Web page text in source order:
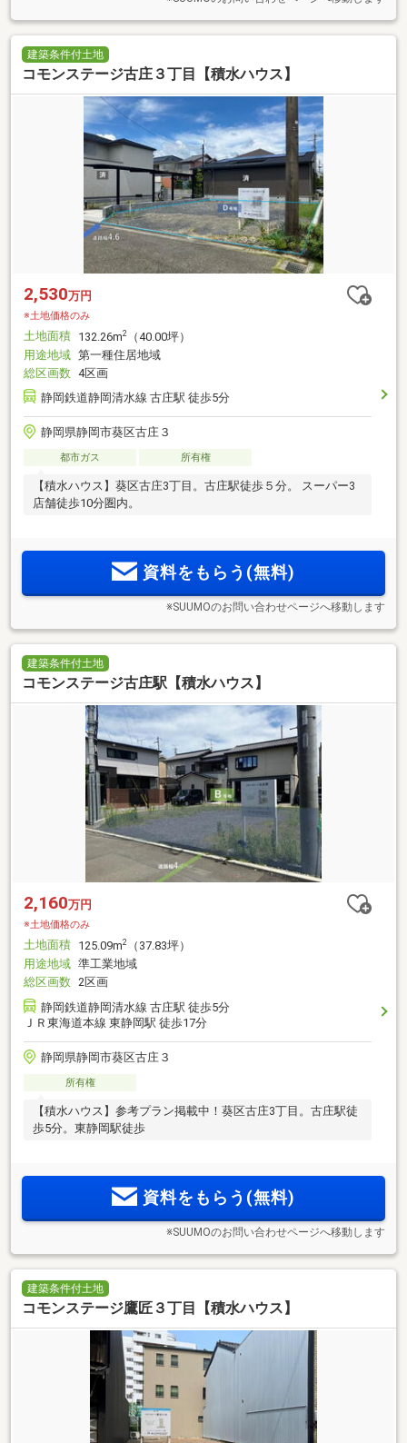
建築条件付土地
コモンステージ古庄３丁目【積水ハウス】
2,530万円
※土地価格のみ
土地面積 132.26m2
（40.00坪）
用途地域 第一種住居地域
総区画数 4区画
静岡鉄道静岡清水線 古庄駅 徒歩5分
静岡県静岡市葵区古庄３
都市ガス 所有権
【積水ハウス】葵区古庄3丁目。古庄駅徒歩５分。 スーパー3
店舗徒歩10分圏内。
資料をもらう(無料)
※SUUMOのお問い合わせページへ移動します
建築条件付土地
コモンステージ古庄駅【積水ハウス】
2,160万円
※土地価格のみ
土地面積 125.09m2
（37.83坪）
用途地域 準工業地域
総区画数 2区画
静岡鉄道静岡清水線 古庄駅 徒歩5分
ＪＲ東海道本線 東静岡駅 徒歩17分
静岡県静岡市葵区古庄３
所有権
【積水ハウス】参考プラン掲載中！葵区古庄3丁目。古庄駅徒
歩5分。東静岡駅徒歩
資料をもらう(無料)
※SUUMOのお問い合わせページへ移動します
建築条件付土地
コモンステージ鷹匠３丁目【積水ハウス】